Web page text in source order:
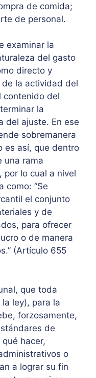
de comida;
de personal.
examinar la
del gasto
directo y
de la actividad del
contenido del
la
del ajuste. En ese
sobremanera
es así, que dentro
una rama
por lo cual a nivel
como: “Se
el conjunto
y de
para ofrecer
o de manera
(Artículo 655
que toda
ley), para la
forzosamente,
de
hacer,
o
a lograr su fin